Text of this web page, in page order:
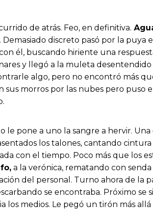
de atrás. Feo, en definitiva.
discreto pasó por la puya
él, buscando hiriente una
y llegó a la muleta
algo, pero no encontró más
sus morros por las nubes pero puso
le pone a uno la sangre a hervir.
los talones, cantando cintura
con el tiempo. Poco más que los
a la verónica, rematando con
del personal. Turno ahora de la
se encontraba. Próximo se
los medios. Le pegó un tirón más